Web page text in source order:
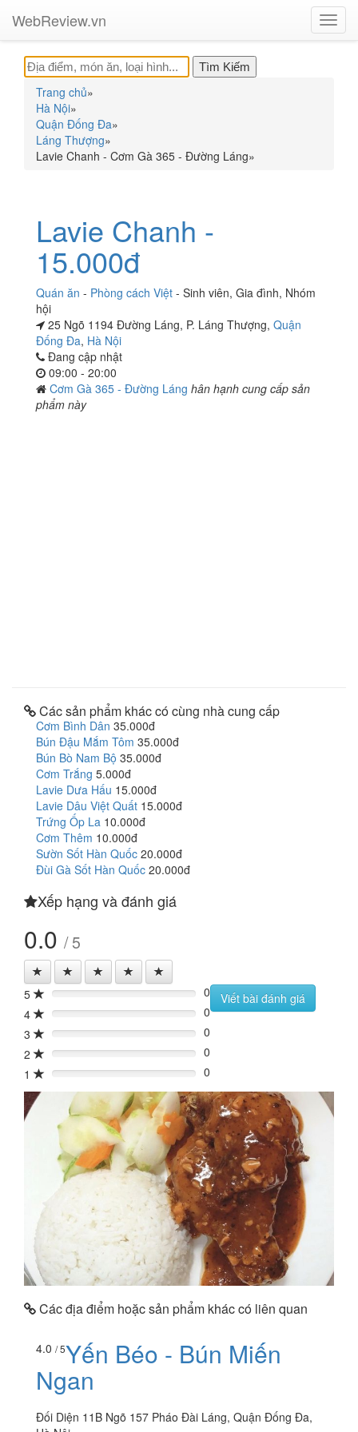
WebReview.vn
Trang chủ»
Hà Nội»
Quận Đống Đa»
Láng Thượng»
Lavie Chanh - Cơm Gà 365 - Đường Láng»
Lavie Chanh -
15.000đ
Quán ăn - Phòng cách Việt - Sinh viên, Gia đình, Nhóm
hội
25 Ngõ 1194 Đường Láng, P. Láng Thượng, Quận
Đống Đa, Hà Nội
Đang cập nhật
09:00 - 20:00
Cơm Gà 365 - Đường Láng hân hạnh cung cấp sản
phẩm này
Các sản phẩm khác có cùng nhà cung cấp
Cơm Bình Dân 35.000đ
Bún Đậu Mắm Tôm 35.000đ
Bún Bò Nam Bộ 35.000đ
Cơm Trắng 5.000đ
Lavie Dưa Hấu 15.000đ
Lavie Dâu Việt Quất 15.000đ
Trứng Ốp La 10.000đ
Cơm Thêm 10.000đ
Sườn Sốt Hàn Quốc 20.000đ
Đùi Gà Sốt Hàn Quốc 20.000đ
Xếp hạng và đánh giá
0.0 / 5
5 0%
0
4
0%
0
3
0%
0
2
0%
0
1
0% 0
Viết bài đánh giá
Các địa điểm hoặc sản phẩm khác có liên quan
4.0 / 5Yến Béo - Bún Miến
Ngan
Đối Diện 11B Ngõ 157 Pháo Đài Láng, Quận Đống Đa,